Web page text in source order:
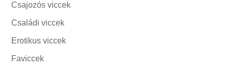
Csajozós viccek
Családi viccek
Erotikus viccek
Faviccek